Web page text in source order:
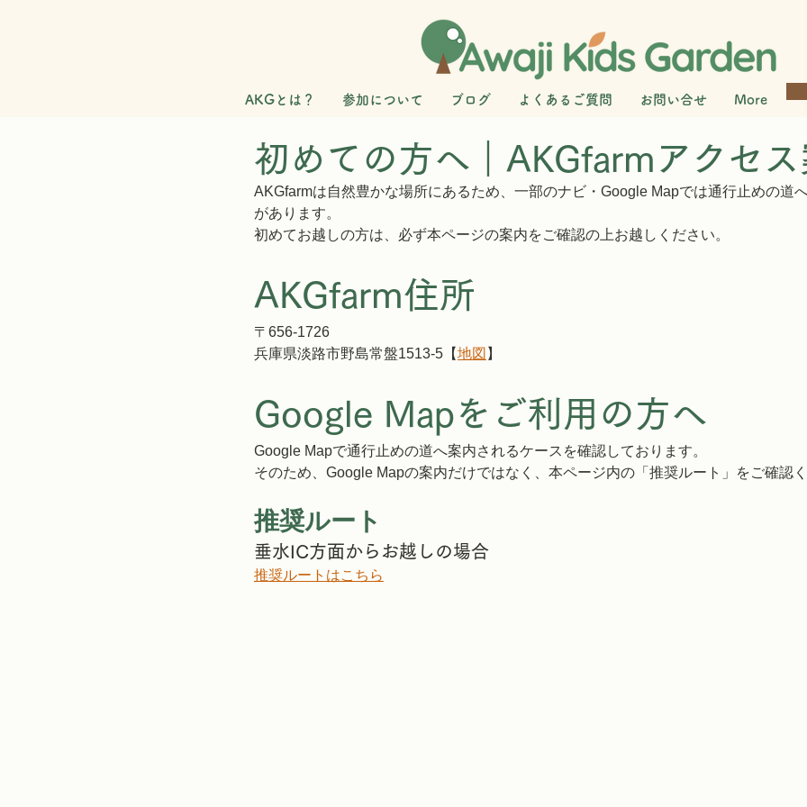
AKGとは？ 参加について ブログ よくあるご質問 お問い合せ More
初めての方へ｜AKGfarmアクセス
AKGfarmは自然豊かな場所にあるため、一部のナビ・Google Mapでは通行止めの道
があります。
初めてお越しの方は、必ず本ページの案内をご確認の上お越しください。
AKGfarm住所
〒656-1726
兵庫県淡路市野島常盤1513-5 【地図 】
Google Mapをご利用の方へ
Google Mapで通行止めの道へ案内されるケースを確認しております。
そのため、Google Mapの案内だけではなく、本ページ内の「推奨ルート」をご確認く
推奨ルート
垂水IC方面からお越しの場合
推奨ルートはこちら